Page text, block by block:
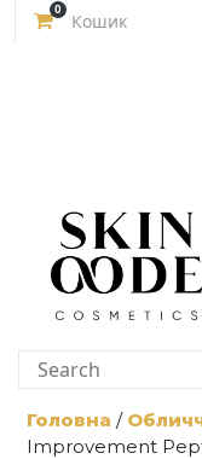
Skip
0
Кошик
Головна /
Improvement